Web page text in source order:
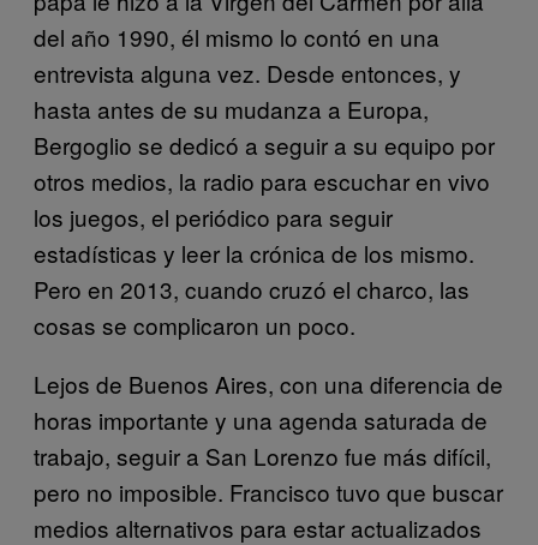
del año 1990, él mismo lo contó en una
entrevista alguna vez. Desde entonces, y
hasta antes de su mudanza a Europa,
Bergoglio se dedicó a seguir a su equipo por
otros medios, la radio para escuchar en vivo
los juegos, el periódico para seguir
estadísticas y leer la crónica de los mismo.
Pero en 2013, cuando cruzó el charco, las
cosas se complicaron un poco.
Lejos de Buenos Aires, con una diferencia de
horas importante y una agenda saturada de
trabajo, seguir a San Lorenzo fue más difícil,
pero no imposible. Francisco tuvo que buscar
medios alternativos para estar actualizados